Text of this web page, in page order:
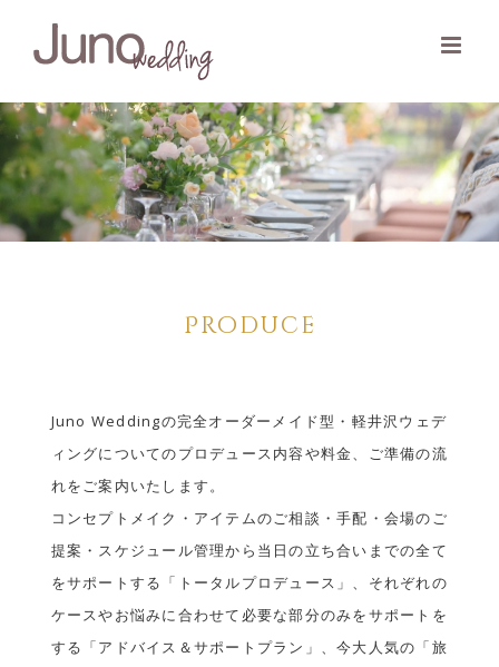
Produce
Juno Weddingの完全オーダーメイド型・軽井沢ウェデ
ィングについてのプロデュース内容や料金、ご準備の流
れをご案内いたします。
コンセプトメイク・アイテムのご相談・手配・会場のご
提案・スケジュール管理から当日の立ち合いまでの全て
をサポートする「トータルプロデュース」、それぞれの
ケースやお悩みに合わせて必要な部分のみをサポートを
する「アドバイス＆サポートプラン」、今大人気の「旅